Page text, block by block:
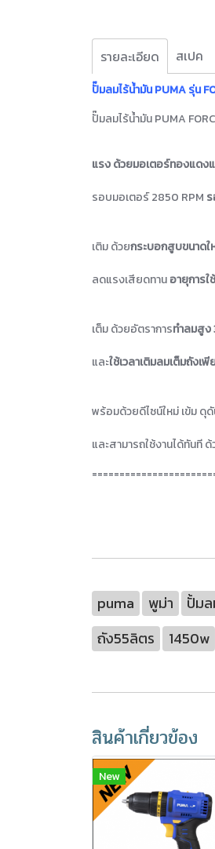
รายละเอียด สเปค
ปั๊มลมไร้น้ำมัน PUMA รุ่น
ปั๊มลมไร้น้ำมัน PUMA
แรง ด้วยมอเตอร์ทองแดง
รอบมอเตอร์ 2850 RPM
เติม ด้วยกระบอกสูบขนาด
ลดแรงเสียดทานอายุการใ
เต็ม ด้วยอัตราการทำลมสูง
และใช้เวลาเติมลมเต็มถังเ
พร้อมด้วยดีไซน์ใหม่ เข้ม ดุ
และสามารถใช้งานได้ทันที
puma พูม่า ปั้ม
ถัง55ลิตร
1450w
สินค้าเกี่ยวข้อง
New